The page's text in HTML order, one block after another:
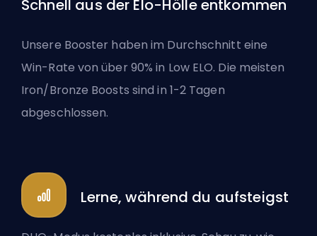
Schnell aus der Elo-Hölle entkommen
Unsere Booster haben im Durchschnitt eine
Win-Rate von über 90% in Low ELO. Die meisten
Iron/Bronze Boosts sind in 1-2 Tagen
abgeschlossen.
Lerne, während du aufsteigst